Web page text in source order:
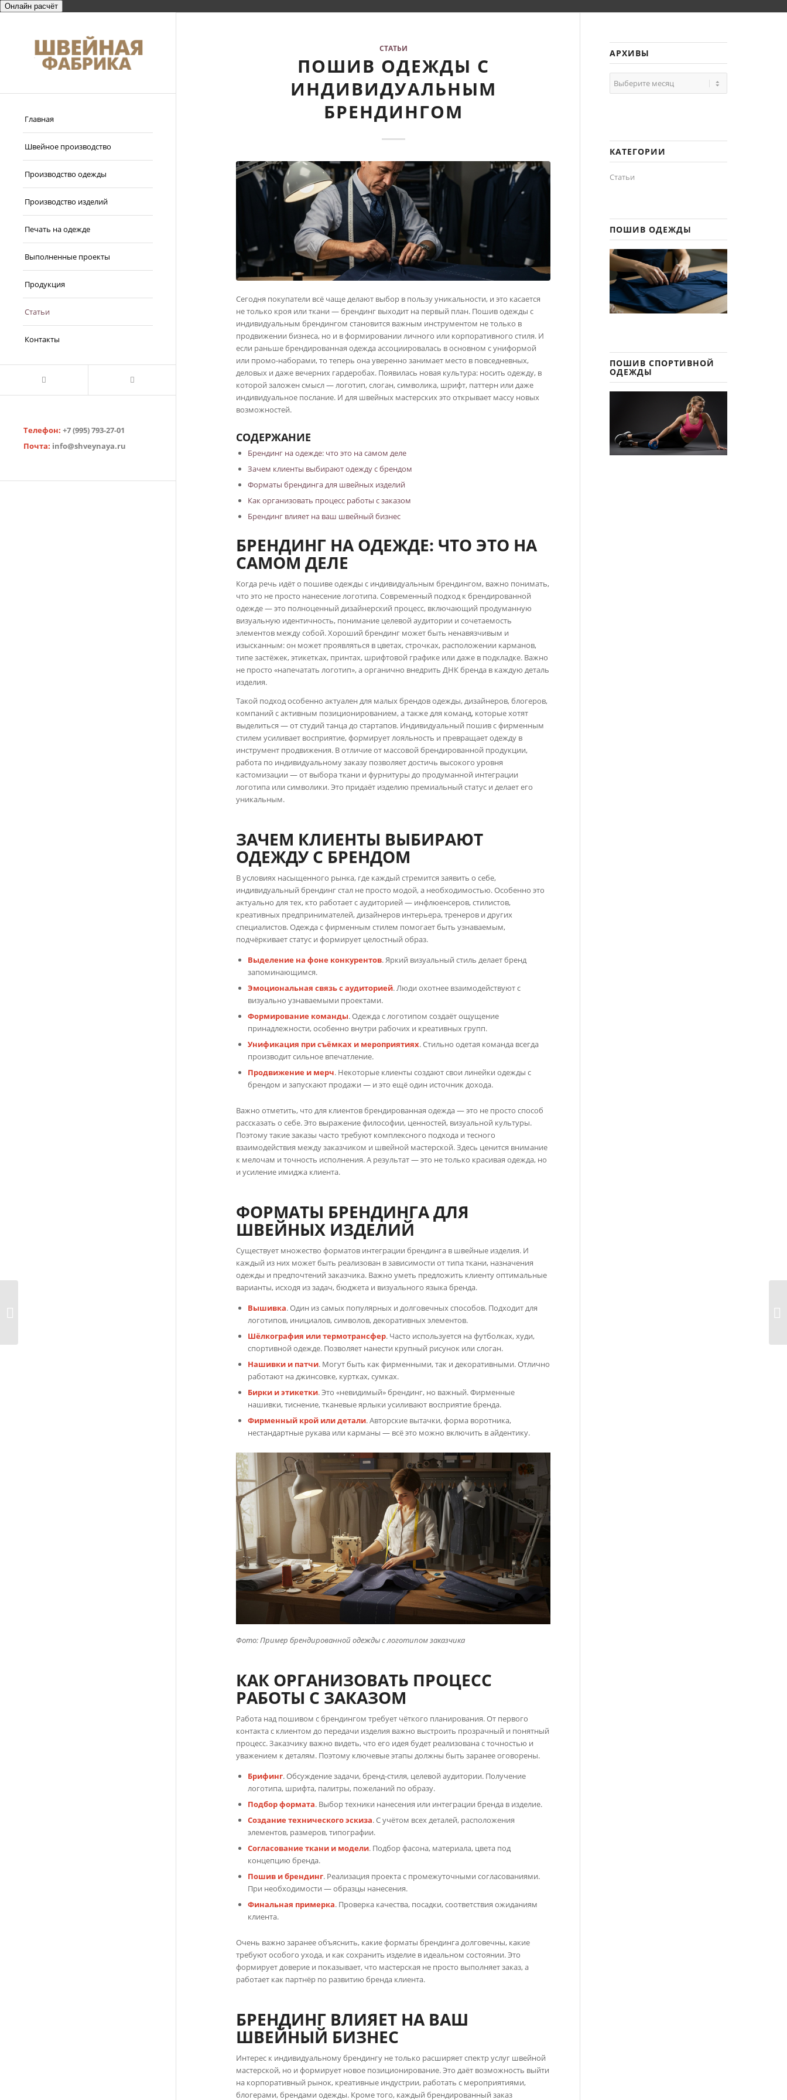
Онлайн расчёт
Главная
Швейное производство
Производство одежды
Производство изделий
Печать на одежде
Выполненные проекты
Продукция
Статьи
Контакты
Телефон: +7 (995) 793-27-01
Почта: info@shveynaya.ru
СТАТЬИ
ПОШИВ ОДЕЖДЫ С
ИНДИВИДУАЛЬНЫМ
БРЕНДИНГОМ
Сегодня покупатели всё чаще делают выбор в пользу уникальности, и это касается
не только кроя или ткани — брендинг выходит на первый план. Пошив одежды с
индивидуальным брендингом становится важным инструментом не только в
продвижении бизнеса, но и в формировании личного или корпоративного стиля. И
если раньше брендированная одежда ассоциировалась в основном с униформой
или промо-наборами, то теперь она уверенно занимает место в повседневных,
деловых и даже вечерних гардеробах. Появилась новая культура: носить одежду, в
которой заложен смысл — логотип, слоган, символика, шрифт, паттерн или даже
индивидуальное послание. И для швейных мастерских это открывает массу новых
возможностей.
СОДЕРЖАНИЕ
Брендинг на одежде: что это на самом деле
Зачем клиенты выбирают одежду с брендом
Форматы брендинга для швейных изделий
Как организовать процесс работы с заказом
Брендинг влияет на ваш швейный бизнес
БРЕНДИНГ НА ОДЕЖДЕ: ЧТО ЭТО НА
САМОМ ДЕЛЕ
Когда речь идёт о пошиве одежды с индивидуальным брендингом, важно понимать,
что это не просто нанесение логотипа. Современный подход к брендированной
одежде — это полноценный дизайнерский процесс, включающий продуманную
визуальную идентичность, понимание целевой аудитории и сочетаемость
элементов между собой. Хороший брендинг может быть ненавязчивым и
изысканным: он может проявляться в цветах, строчках, расположении карманов,
типе застёжек, этикетках, принтах, шрифтовой графике или даже в подкладке. Важно
не просто «напечатать логотип», а органично внедрить ДНК бренда в каждую деталь
изделия.
Такой подход особенно актуален для малых брендов одежды, дизайнеров, блогеров,
компаний с активным позиционированием, а также для команд, которые хотят
выделиться — от студий танца до стартапов. Индивидуальный пошив с фирменным
стилем усиливает восприятие, формирует лояльность и превращает одежду в
инструмент продвижения. В отличие от массовой брендированной продукции,
работа по индивидуальному заказу позволяет достичь высокого уровня
кастомизации — от выбора ткани и фурнитуры до продуманной интеграции
логотипа или символики. Это придаёт изделию премиальный статус и делает его
уникальным.
ЗАЧЕМ КЛИЕНТЫ ВЫБИРАЮТ
ОДЕЖДУ С БРЕНДОМ
В условиях насыщенного рынка, где каждый стремится заявить о себе,
индивидуальный брендинг стал не просто модой, а необходимостью. Особенно это
актуально для тех, кто работает с аудиторией — инфлюенсеров, стилистов,
креативных предпринимателей, дизайнеров интерьера, тренеров и других
специалистов. Одежда с фирменным стилем помогает быть узнаваемым,
подчёркивает статус и формирует целостный образ.
Выделение на фоне конкурентов. Яркий визуальный стиль делает бренд
запоминающимся.
Эмоциональная связь с аудиторией. Люди охотнее взаимодействуют с
визуально узнаваемыми проектами.
Формирование команды. Одежда с логотипом создаёт ощущение
принадлежности, особенно внутри рабочих и креативных групп.
Унификация при съёмках и мероприятиях. Стильно одетая команда всегда
производит сильное впечатление.
Продвижение и мерч. Некоторые клиенты создают свои линейки одежды с
брендом и запускают продажи — и это ещё один источник дохода.
Важно отметить, что для клиентов брендированная одежда — это не просто способ
рассказать о себе. Это выражение философии, ценностей, визуальной культуры.
Поэтому такие заказы часто требуют комплексного подхода и тесного
взаимодействия между заказчиком и швейной мастерской. Здесь ценится внимание
к мелочам и точность исполнения. А результат — это не только красивая одежда, но
и усиление имиджа клиента.
ФОРМАТЫ БРЕНДИНГА ДЛЯ
ШВЕЙНЫХ ИЗДЕЛИЙ
Существует множество форматов интеграции брендинга в швейные изделия. И
каждый из них может быть реализован в зависимости от типа ткани, назначения
одежды и предпочтений заказчика. Важно уметь предложить клиенту оптимальные
варианты, исходя из задач, бюджета и визуального языка бренда.
Вышивка. Один из самых популярных и долговечных способов. Подходит для
логотипов, инициалов, символов, декоративных элементов.
Шёлкография или термотрансфер. Часто используется на футболках, худи,
спортивной одежде. Позволяет нанести крупный рисунок или слоган.
Нашивки и патчи. Могут быть как фирменными, так и декоративными. Отлично
работают на джинсовке, куртках, сумках.
Бирки и этикетки. Это «невидимый» брендинг, но важный. Фирменные
нашивки, тиснение, тканевые ярлыки усиливают восприятие бренда.
Фирменный крой или детали. Авторские вытачки, форма воротника,
нестандартные рукава или карманы — всё это можно включить в айдентику.
Фото: Пример брендированной одежды с логотипом заказчика
КАК ОРГАНИЗОВАТЬ ПРОЦЕСС
РАБОТЫ С ЗАКАЗОМ
Работа над пошивом с брендингом требует чёткого планирования. От первого
контакта с клиентом до передачи изделия важно выстроить прозрачный и понятный
процесс. Заказчику важно видеть, что его идея будет реализована с точностью и
уважением к деталям. Поэтому ключевые этапы должны быть заранее оговорены.
Брифинг. Обсуждение задачи, бренд-стиля, целевой аудитории. Получение
логотипа, шрифта, палитры, пожеланий по образу.
Подбор формата. Выбор техники нанесения или интеграции бренда в изделие.
Создание технического эскиза. С учётом всех деталей, расположения
элементов, размеров, типографии.
Согласование ткани и модели. Подбор фасона, материала, цвета под
концепцию бренда.
Пошив и брендинг. Реализация проекта с промежуточными согласованиями.
При необходимости — образцы нанесения.
Финальная примерка. Проверка качества, посадки, соответствия ожиданиям
клиента.
Очень важно заранее объяснить, какие форматы брендинга долговечны, какие
требуют особого ухода, и как сохранить изделие в идеальном состоянии. Это
формирует доверие и показывает, что мастерская не просто выполняет заказ, а
работает как партнёр по развитию бренда клиента.
БРЕНДИНГ ВЛИЯЕТ НА ВАШ
ШВЕЙНЫЙ БИЗНЕС
Интерес к индивидуальному брендингу не только расширяет спектр услуг швейной
мастерской, но и формирует новое позиционирование. Это даёт возможность выйти
на корпоративный рынок, креативные индустрии, работать с мероприятиями,
блогерами, брендами одежды. Кроме того, каждый брендированный заказ
АРХИВЫ
КАТЕГОРИИ
Статьи
ПОШИВ ОДЕЖДЫ
ПОШИВ СПОРТИВНОЙ
ОДЕЖДЫ